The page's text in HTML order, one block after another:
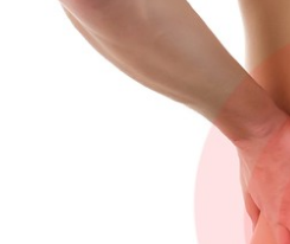
MEDIZINISCHE
MUND UND ZÄHNE
PRÄVENTION UND ALTER
SYMPTOME UND